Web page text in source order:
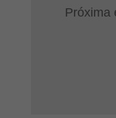
Próxima